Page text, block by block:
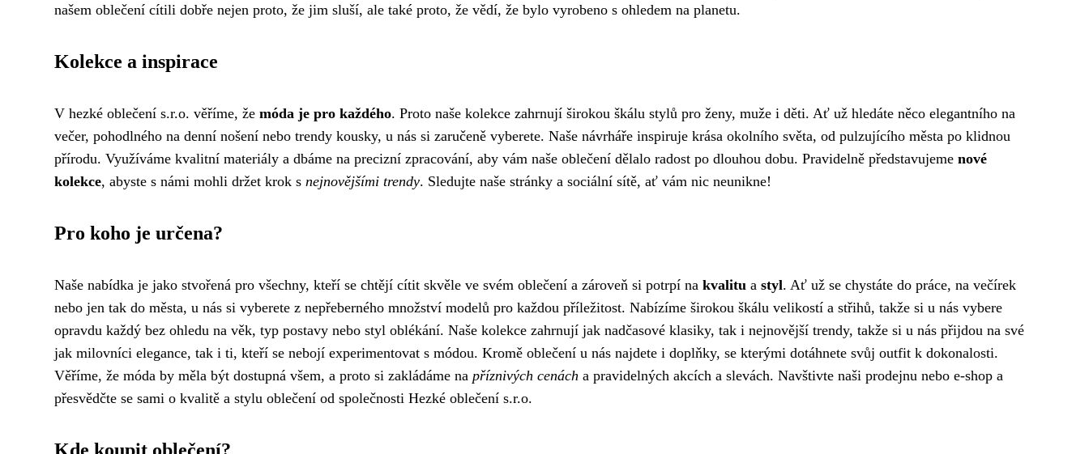
našem oblečení cítili dobře nejen proto, že jim sluší, ale také proto, že vědí, že bylo vyrobeno s ohledem na planetu.
Kolekce a inspirace
V hezké oblečení s.r.o. věříme, že móda je pro každého. Proto naše kolekce zahrnují širokou škálu stylů pro ženy, muže i děti. Ať už hledáte něco elegantního na
večer, pohodlného na denní nošení nebo trendy kousky, u nás si zaručeně vyberete. Naše návrháře inspiruje krása okolního světa, od pulzujícího města po klidnou
přírodu. Využíváme kvalitní materiály a dbáme na precizní zpracování, aby vám naše oblečení dělalo radost po dlouhou dobu. Pravidelně představujeme nové
kolekce, abyste s námi mohli držet krok s nejnovějšími trendy. Sledujte naše stránky a sociální sítě, ať vám nic neunikne!
Pro koho je určena?
Naše nabídka je jako stvořená pro všechny, kteří se chtějí cítit skvěle ve svém oblečení a zároveň si potrpí na kvalitu a styl. Ať už se chystáte do práce, na večírek
nebo jen tak do města, u nás si vyberete z nepřeberného množství modelů pro každou příležitost. Nabízíme širokou škálu velikostí a střihů, takže si u nás vybere
opravdu každý bez ohledu na věk, typ postavy nebo styl oblékání. Naše kolekce zahrnují jak nadčasové klasiky, tak i nejnovější trendy, takže si u nás přijdou na své
jak milovníci elegance, tak i ti, kteří se nebojí experimentovat s módou. Kromě oblečení u nás najdete i doplňky, se kterými dotáhnete svůj outfit k dokonalosti.
Věříme, že móda by měla být dostupná všem, a proto si zakládáme na příznivých cenách a pravidelných akcích a slevách. Navštivte naši prodejnu nebo e-shop a
přesvědčte se sami o kvalitě a stylu oblečení od společnosti Hezké oblečení s.r.o.